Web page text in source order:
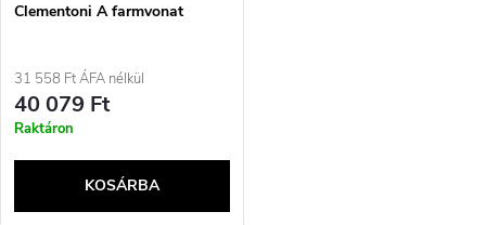
Clementoni A farmvonat
31 558 Ft ÁFA nélkül
40 079 Ft
Raktáron
KOSÁRBA